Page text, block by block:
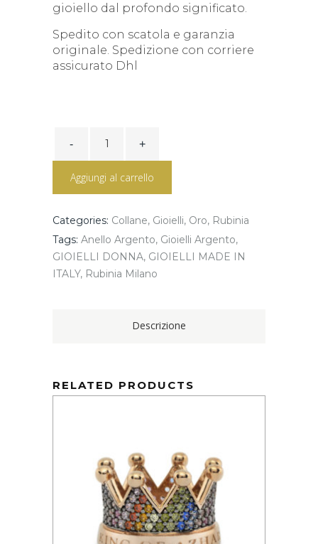
gioiello dal profondo significato.
Spedito con scatola e garanzia
originale. Spedizione con corriere
assicurato Dhl
Mini
Oro
in
Argento
925
e
Oro
Rosa
Aggiungi al carrello
Categories: Collane, Gioielli, Oro, Rubinia
Tags: Anello Argento, Gioielli Argento,
GIOIELLI DONNA, GIOIELLI MADE IN
ITALY, Rubinia Milano
Descrizione
RELATED PRODUCTS